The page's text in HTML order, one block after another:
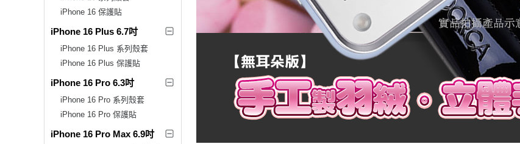
iPhone 16 保護貼
iPhone 16 Plus 6.7吋
iPhone 16 Plus 系列殼套
iPhone 16 Plus 保護貼
iPhone 16 Pro 6.3吋
iPhone 16 Pro 系列殼套
iPhone 16 Pro 保護貼
iPhone 16 Pro Max 6.9吋